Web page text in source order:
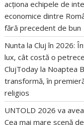
acționa echipele de
economice dintre
fără precedent de bun
Nunta la Cluj în 2026:
lux, cât costă o
ClujToday la Noaptea
transformă, în
religios
UNTOLD 2026 va
Cea mai mare scenă